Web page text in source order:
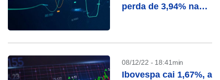
perda de 3,94% na
08/12/22 - 18:41min
Ibovespa cai 1,67%, a